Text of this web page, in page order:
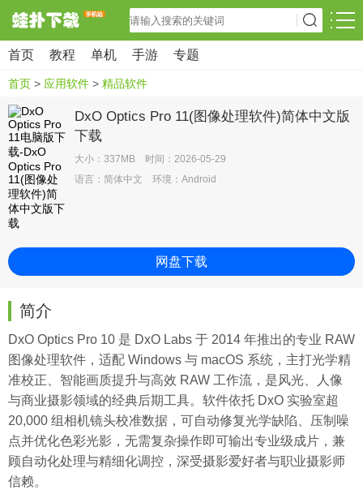
首页 教程 单机 手游 专题
首页 > 应用软件 > 精品软件
DxO Optics Pro 11(图像处理软件)简体中文版
下载
大小：337MB 时间：2026-05-29
语言：简体中文 环境：Android
网盘下载
简介
DxO Optics Pro 10 是 DxO Labs 于 2014 年推出的专业 RAW
图像处理软件，适配 Windows 与 macOS 系统，主打光学精
准校正、智能画质提升与高效 RAW 工作流，是风光、人像
与商业摄影领域的经典后期工具。软件依托 DxO 实验室超
20,000 组相机镜头校准数据，可自动修复光学缺陷、压制噪
点并优化色彩光影，无需复杂操作即可输出专业级成片，兼
顾自动化处理与精细化调控，深受摄影爱好者与职业摄影师
信赖。